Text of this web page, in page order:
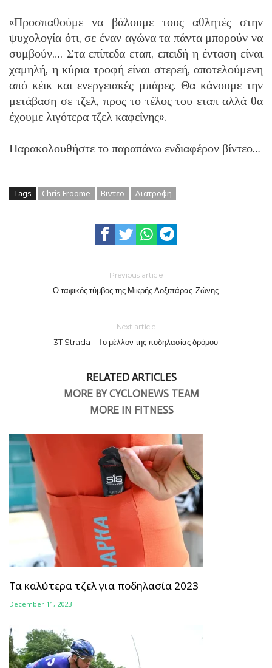
«Προσπαθούμε να βάλουμε τους αθλητές στην
ψυχολογία ότι, σε έναν αγώνα τα πάντα μπορούν να
συμβούν…. Στα επίπεδα εταπ, επειδή η ένταση είναι
χαμηλή, η κύρια τροφή είναι στερεή, αποτελούμενη
από κέικ και ενεργειακές μπάρες. Θα κάνουμε την
μετάβαση σε τζελ, προς το τέλος του εταπ αλλά θα
έχουμε λιγότερα τζελ καφεΐνης».
Παρακολουθήστε το παραπάνω ενδιαφέρον βίντεο…
Tags Chris Froome Βιντεο Διατροφη
Previous article
Ο ταφικός τύμβος της Μικρής Δοξιπάρας-Ζώνης
Next article
3T Strada – Το μέλλον της ποδηλασίας δρόμου
RELATED ARTICLES
MORE BY CYCLONEWS TEAM
MORE IN FITNESS
Τα καλύτερα τζελ για ποδηλασία 2023
December 11, 2023